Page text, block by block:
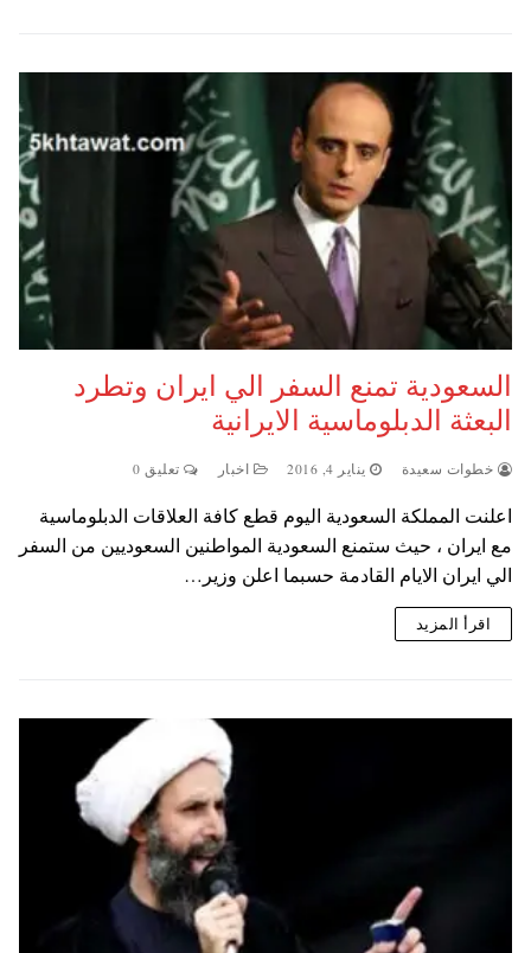
السعودية تمنع السفر الي ايران وتطرد
البعثة الدبلوماسية الايرانية
خطوات سعيدة يناير 4, 2016 اخبار تعليق 0
اعلنت المملكة السعودية اليوم قطع كافة العلاقات الدبلوماسية
مع ايران ، حيث ستمنع السعودية المواطنين السعوديين من السفر
الي ايران الايام القادمة حسبما اعلن وزير…
اقرأ المزيد